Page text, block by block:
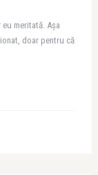
meritată. Așa
doar pentru că